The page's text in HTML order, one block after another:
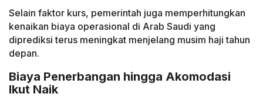
Selain faktor kurs, pemerintah juga memperhitungkan
kenaikan biaya operasional di Arab Saudi yang
diprediksi terus meningkat menjelang musim haji tahun
depan.
Biaya Penerbangan hingga Akomodasi
Ikut Naik